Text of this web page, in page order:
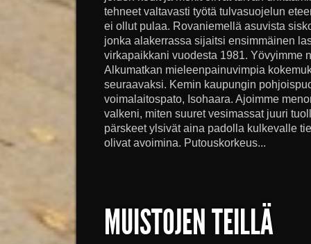
tehneet valtavasti työtä tulvasuojelun
ei ollut pulaa. Rovaniemellä asuvista
jonka alakerrassa sijaitsi ensimmäinen
virkapaikkani vuodesta 1981. Yövyimme
Alkumatkan mieleenpainuvimpia
seuraavaksi. Kemin kaupungin
voimalaitospato, Isohaara. Ajoimme
valkeni, miten suuret vesimassat juuri
pärskeet ylsivät aina padolla kulkevalle
olivat avoimina. Putouskorkeus...
MUISTOJEN TEILLÄ